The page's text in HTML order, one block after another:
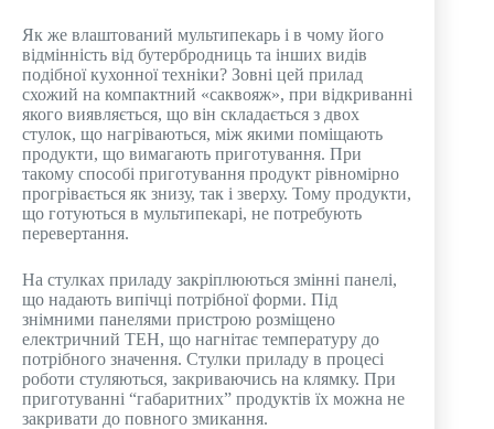
Як же влаштований мультипекарь і в чому його
відмінність від бутербродниць та інших видів
подібної кухонної техніки? Зовні цей прилад
схожий на компактний «саквояж», при відкриванні
якого виявляється, що він складається з двох
стулок, що нагріваються, між якими поміщають
продукти, що вимагають приготування. При
такому способі приготування продукт рівномірно
прогрівається як знизу, так і зверху. Тому продукти,
що готуються в мультипекарі, не потребують
перевертання.
На стулках приладу закріплюються змінні панелі,
що надають випічці потрібної форми. Під
знімними панелями пристрою розміщено
електричний ТЕН, що нагнітає температуру до
потрібного значення. Стулки приладу в процесі
роботи стуляються, закриваючись на клямку. При
приготуванні “габаритних” продуктів їх можна не
закривати до повного змикання.